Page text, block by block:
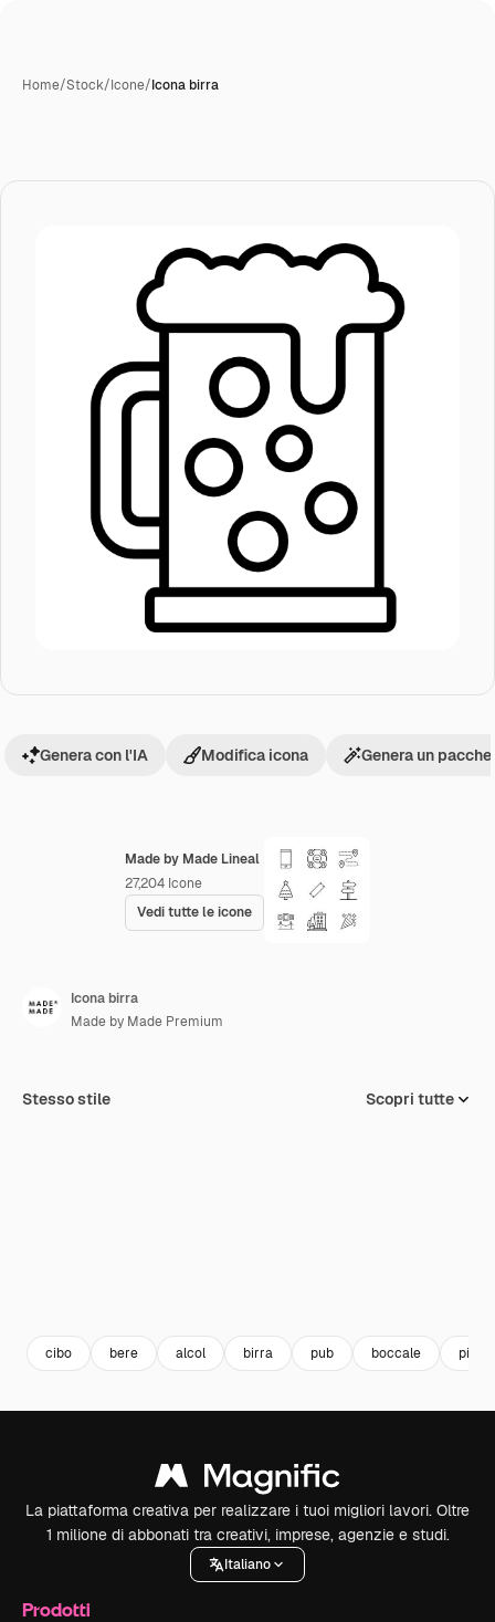
Home/Stock/Icone/Icona birra
Made by Made Lineal
27,204 Icone
Vedi tutte le icone
Genera con l'IA Modifica icona Genera un
Icona birra
Made by Made Premium
Stesso stile Scopri tutte
cibo bere alcol birra pub boccale pinta
La piattaforma creativa per realizzare i tuoi migliori lavori. Oltre
1 milione di abbonati tra creativi, imprese, agenzie e studi.
Italiano
Prodotti